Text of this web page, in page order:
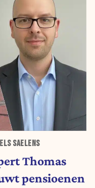
SAELENS
Thomas
pensioenen